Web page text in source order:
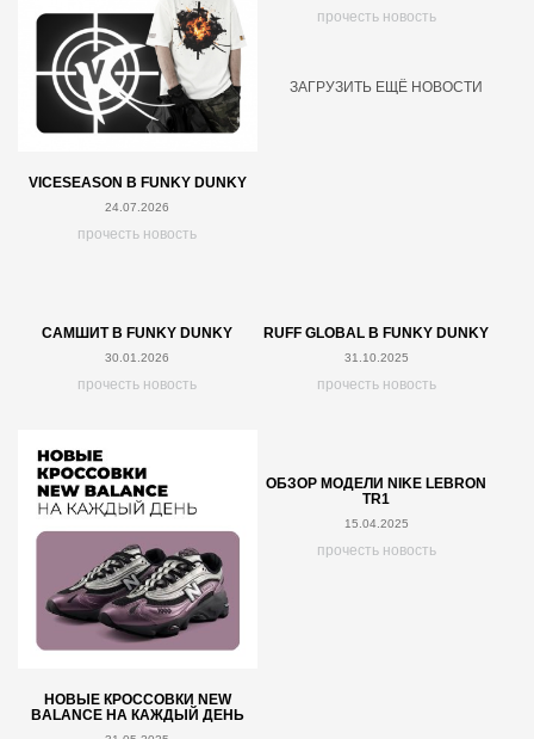
VICESEASON В FUNKY DUNKY
24.07.2026
прочесть новость
прочесть новость
САМШИТ В FUNKY DUNKY
30.01.2026
прочесть новость
RUFF GLOBAL В FUNKY DUNKY
31.10.2025
прочесть новость
НОВЫЕ КРОССОВКИ NEW
BALANCE НА КАЖДЫЙ ДЕНЬ
ОБЗОР МОДЕЛИ NIKE LEBRON
TR1
15.04.2025
прочесть новость
ЗАГРУЗИТЬ ЕЩЁ НОВОСТИ